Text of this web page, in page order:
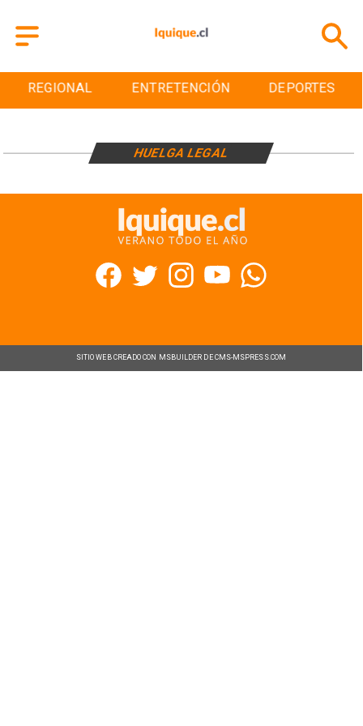
REGIONAL ENTRETENCIÓN DEPORTES
HUELGA LEGAL
SITIO WEB CREADO CON MSBUILDER DE CMS-MSPRESS.COM